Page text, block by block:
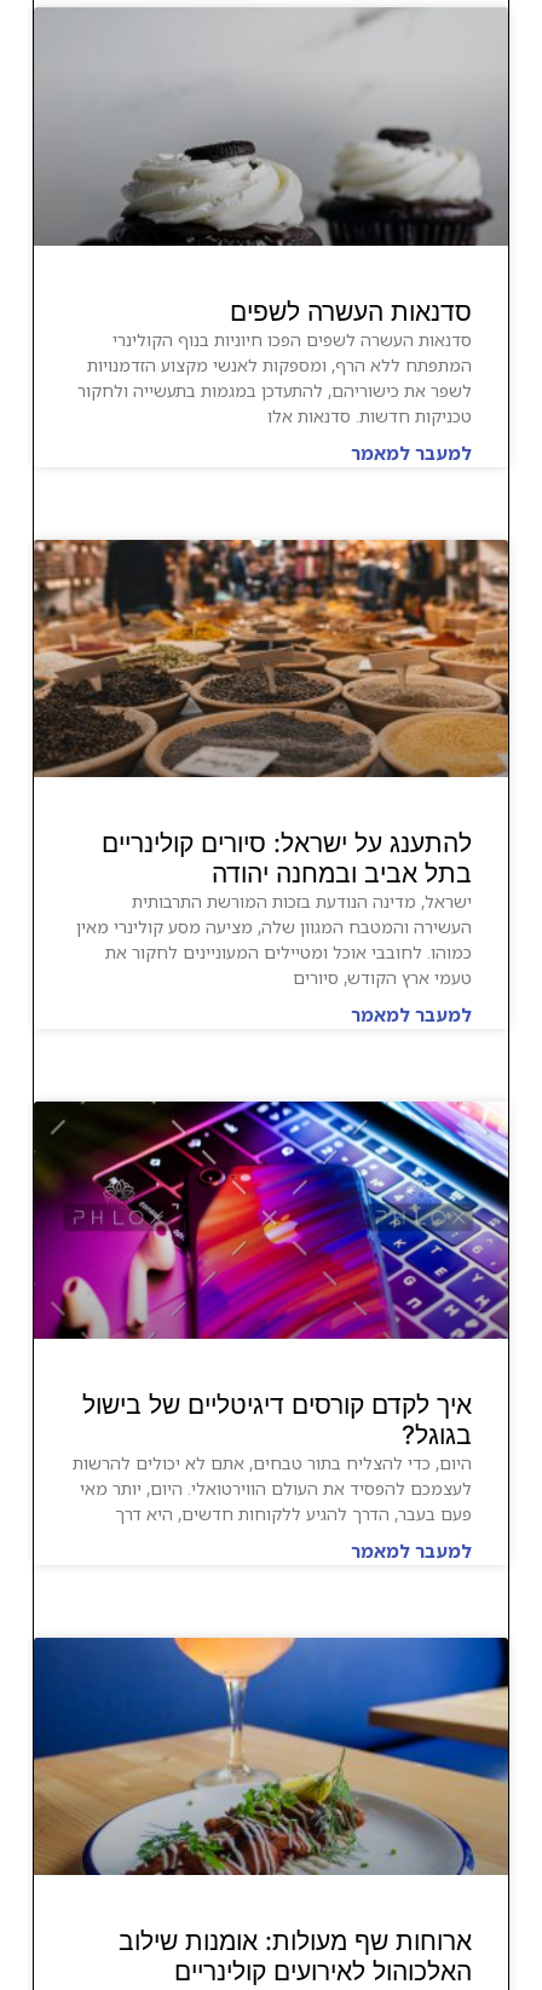
סדנאות העשרה לשפים
סדנאות העשרה לשפים הפכו חיוניות בנוף הקולינרי
המתפתח ללא הרף, ומספקות לאנשי מקצוע הזדמנויות
לשפר את כישוריהם, להתעדכן במגמות בתעשייה ולחקור
טכניקות חדשות. סדנאות אלו
למעבר למאמר
להתענג על ישראל: סיורים קולינריים
בתל אביב ובמחנה יהודה
ישראל, מדינה הנודעת בזכות המורשת התרבותית
העשירה והמטבח המגוון שלה, מציעה מסע קולינרי מאין
כמוהו. לחובבי אוכל ומטיילים המעוניינים לחקור את
טעמי ארץ הקודש, סיורים
למעבר למאמר
איך לקדם קורסים דיגיטליים של בישול
בגוגל?
היום, כדי להצליח בתור טבחים, אתם לא יכולים להרשות
לעצמכם להפסיד את העולם הווירטואלי. היום, יותר מאי
פעם בעבר, הדרך להגיע ללקוחות חדשים, היא דרך
למעבר למאמר
ארוחות שף מעולות: אומנות שילוב
האלכוהול לאירועים קולינריים